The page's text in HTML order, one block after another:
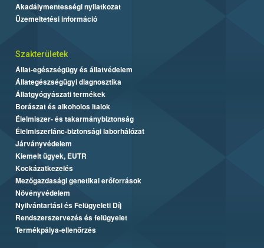
Akadálymentességi nyilatkozat
Üzemeltetési információ
Szakterületek
Állat-egészségügy és állatvédelem
Állategészségügyi diagnosztika
Állatgyógyászati termékek
Borászat és alkoholos italok
Élelmiszer- és takarmánybiztonság
Élelmiszerlánc-biztonsági laborhálózat
Járványvédelem
Kiemelt ügyek, EUTR
Kockázatkezelés
Mezőgazdasági genetikai erőforrások
Növényvédelem
Nyilvántartási és Felügyeleti Díj
Rendszerszervezés és felügyelet
Termékpálya-ellenőrzés